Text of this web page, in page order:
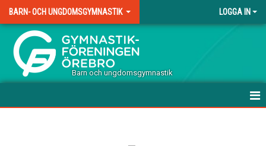
BARN- OCH UNGDOMSGYMNASTIK LOGGA IN
.
Barn och ungdomsgymnastik